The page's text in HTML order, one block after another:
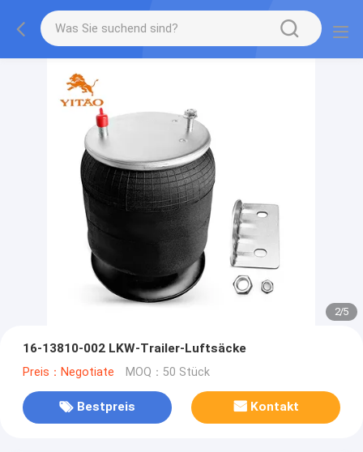
2/5
16-13810-002 LKW-Trailer-Luftsäcke
Preis：Negotiate MOQ：50 Stück
Bestpreis Kontakt